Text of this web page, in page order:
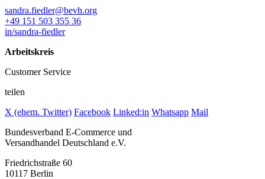
sandra.fiedler@bevh.org
+49 151 503 355 36
in/sandra-fiedler
Arbeitskreis
Customer Service
teilen
X (ehem. Twitter) Facebook Linked:in Whatsapp Mail
Bundesverband E-Commerce und
Versandhandel Deutschland e.V.
Friedrichstraße 60
10117 Berlin